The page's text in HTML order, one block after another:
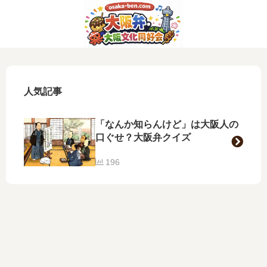
人気記事
「なんか知らんけど」は大阪人の
口ぐせ？大阪弁クイズ
196